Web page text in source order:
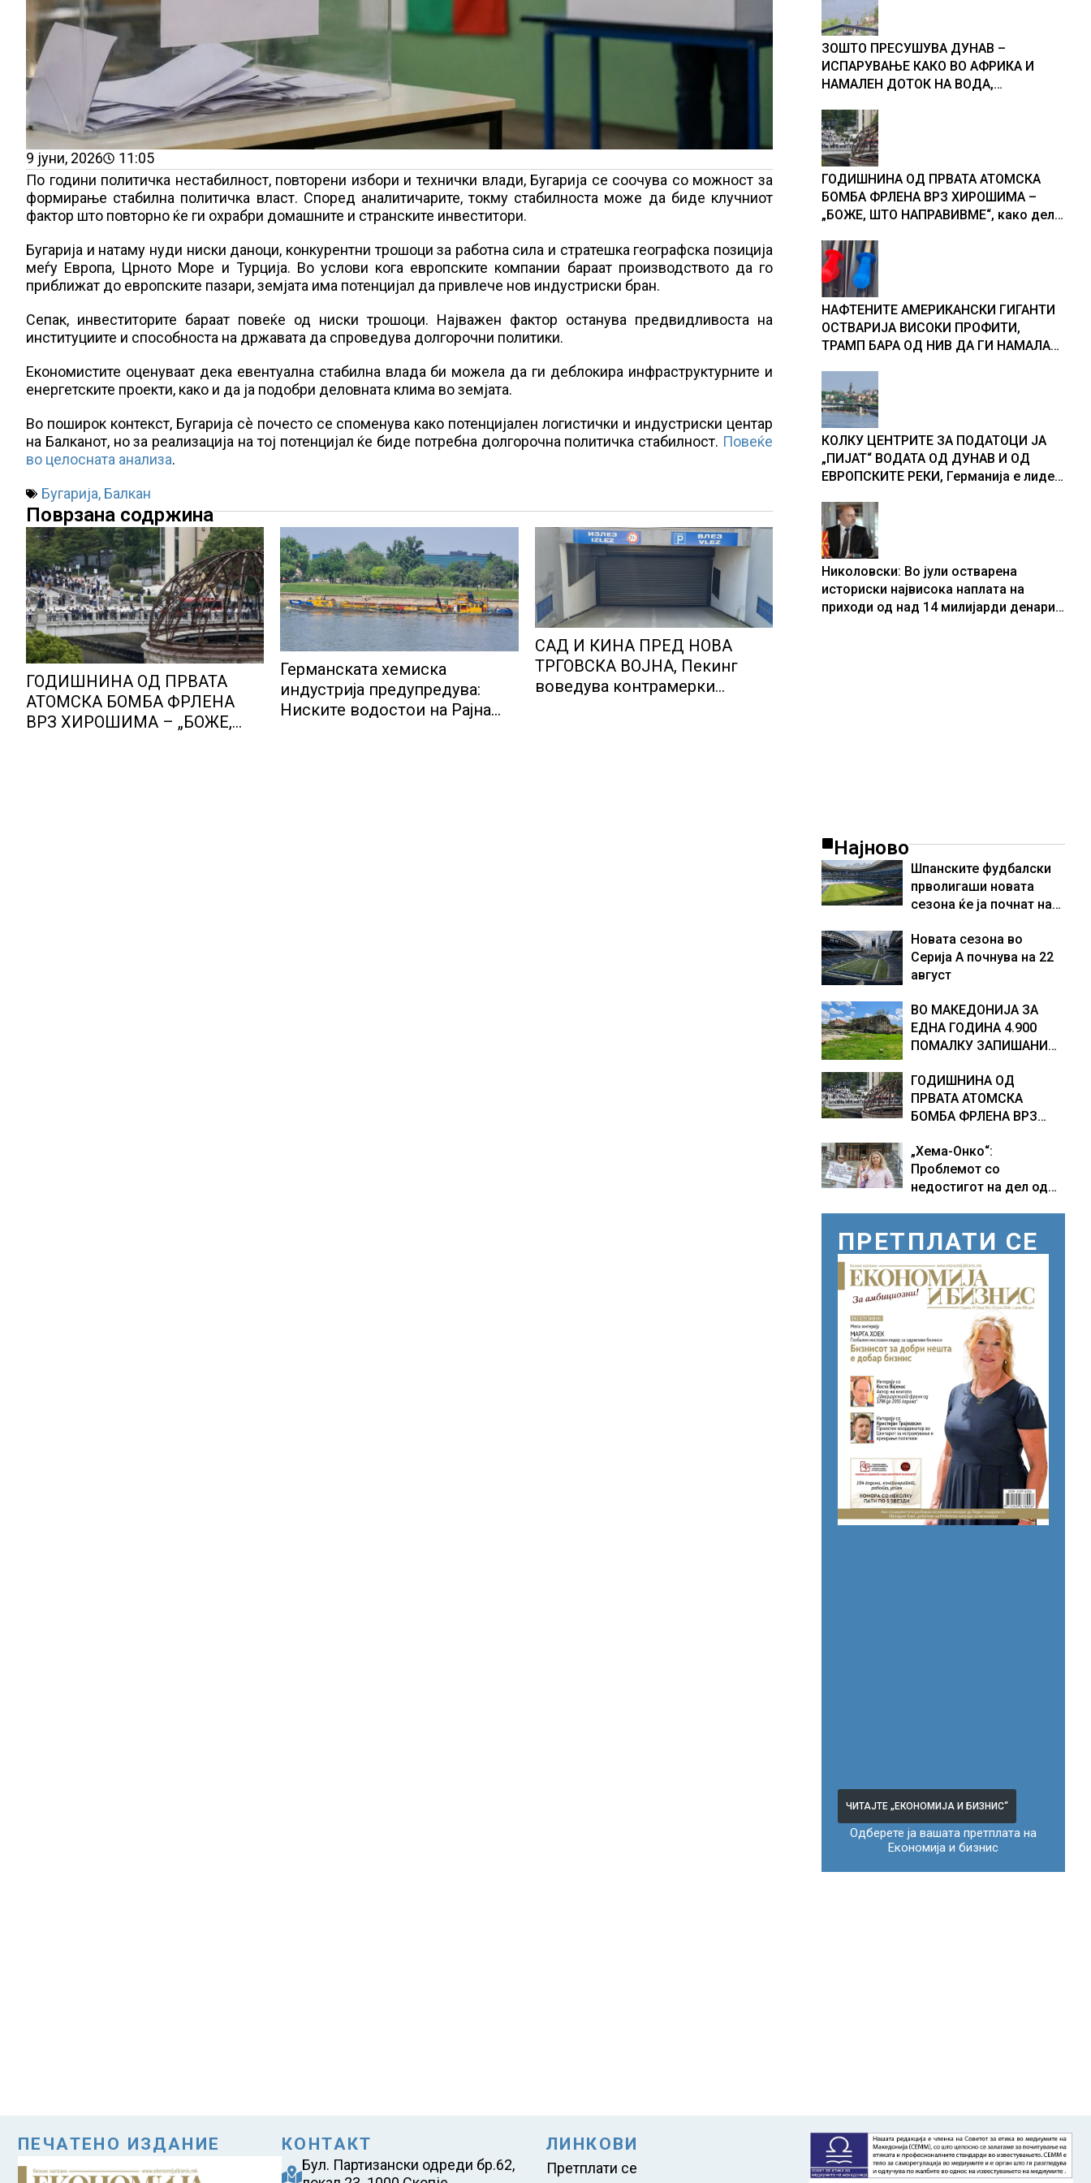
9 јуни, 2026
11:05
По години политичка нестабилност, повторени избори и технички влади, Бугарија се соочува со можност за
формирање стабилна политичка власт. Според аналитичарите, токму стабилноста може да биде клучниот
фактор што повторно ќе ги охрабри домашните и странските инвеститори.
Бугарија и натаму нуди ниски даноци, конкурентни трошоци за работна сила и стратешка географска позиција
меѓу Европа, Црното Море и Турција. Во услови кога европските компании бараат производството да го
приближат до европските пазари, земјата има потенцијал да привлече нов индустриски бран.
Сепак, инвеститорите бараат повеќе од ниски трошоци. Најважен фактор останува предвидливоста на
институциите и способноста на државата да спроведува долгорочни политики.
Економистите оценуваат дека евентуална стабилна влада би можела да ги деблокира инфраструктурните и
енергетските проекти, како и да ја подобри деловната клима во земјата.
Во поширок контекст, Бугарија сè почесто се споменува како потенцијален логистички и индустриски центар
на Балканот, но за реализација на тој потенцијал ќе биде потребна долгорочна политичка стабилност. Повеќе
во целосната анализа.
Бугарија, Балкан
Поврзана содржина
ГОДИШНИНА ОД ПРВАТА
АТОМСКА БОМБА ФРЛЕНА
ВРЗ ХИРОШИМА – „БОЖЕ,
Германската хемиска
индустрија предупредува:
Ниските водостои на Рајна
САД И КИНА ПРЕД НОВА
ТРГОВСКА ВОЈНА, Пекинг
воведува контрамерки
ЗОШТО ПРЕСУШУВА ДУНАВ –
ИСПАРУВАЊЕ КАКО ВО АФРИКА И
НАМАЛЕН ДОТОК НА ВОДА,
Србија
ГОДИШНИНА ОД ПРВАТА АТОМСКА
БОМБА ФРЛЕНА ВРЗ ХИРОШИМА –
„БОЖЕ, ШТО НАПРАВИВМЕ“, како дел
учесниците во бомбардирањето го
доживуваа овој настан што го
промени текот на историјата
НАФТЕНИТЕ АМЕРИКАНСКИ ГИГАНТИ
ОСТВАРИЈА ВИСОКИ ПРОФИТИ,
ТРАМП БАРА ОД НИВ ДА ГИ НАМАЛАТ
КОЛКУ ЦЕНТРИТЕ ЗА ПОДАТОЦИ ЈА
„ПИЈАТ“ ВОДАТА ОД ДУНАВ И ОД
ЕВРОПСКИТЕ РЕКИ, Германија е лидер
центри за податоци
Николовски: Во јули остварена
историски највисока наплата на
приходи од над 14 милијарди денари
Најново
Шпанските фудбалски
прволигаши новата
сезона ќе ја почнат на
Новата сезона во
Серија А почнува на 22
август
ВО МАКЕДОНИЈА ЗА
ЕДНА ГОДИНА 4.900
ПОМАЛКУ ЗАПИШАНИ
ГОДИШНИНА ОД
ПРВАТА АТОМСКА
БОМБА ФРЛЕНА ВРЗ
ШТО НАПРАВИВМЕ“,
како дел од екипажот
во авионот „Енола Геј“ и
доживуваа овој настан
што го промени текот
на историјата
„Хема-Онко“:
Проблемот со
недостигот на дел од
во моментот е
надминат
ПРЕТПЛАТИ СЕ
ЧИТАЈТЕ „ЕКОНОМИЈА И БИЗНИС“
Одберете ја вашата претплата на
Економија и бизнис
ПЕЧАТЕНО ИЗДАНИЕ КОНТАКТ
Бул. Партизански одреди бр.62,
ЛИНКОВИ
Претплати се